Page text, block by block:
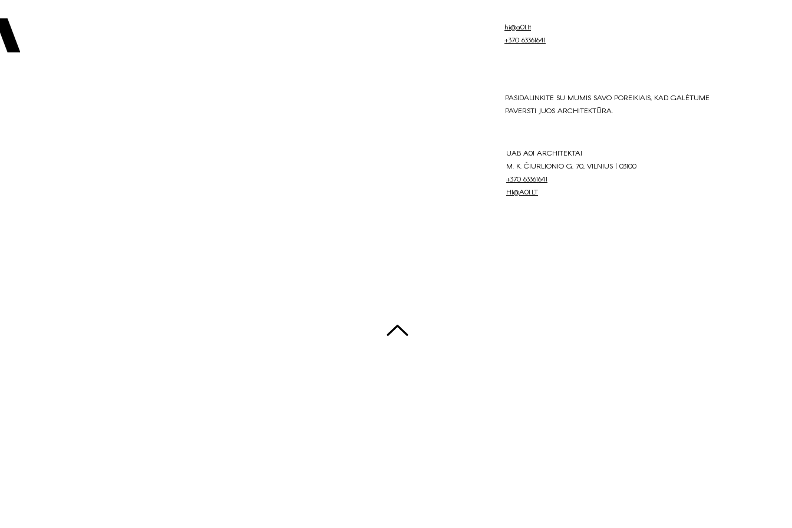
hi@a01.lt
+370 63361641
PASIDALINKITE SU MUMIS SAVO POREIKIAIS, KAD GALĖTUME
PAVERSTI JUOS ARCHITEKTŪRA.
UAB A01 ARCHITEKTAI
M. K. ČIURLIONIO G. 70, VILNIUS | 03100
+370 63361641
HI@A01.LT